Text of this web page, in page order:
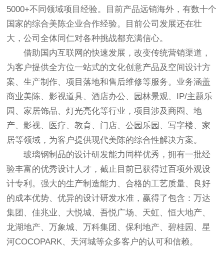
5000+不同领域项目经验。目前产品远销海外，有数十个
国家的综合美陈企业合作经验。目前公司发展还在壮
大，公司全体同仁对各种挑战都充满信心。
借助国内互联网的快速发展，改变传统营销渠道，
为客户提供全方位一站式的文化创意产品及空间设计方
案、生产制作、项目落地和售后维修等服务。业务涵盖
商业美陈、影视道具、酒店办公、园林景观、IP/主题乐
园、家居饰品、灯光亮化等行业，项目涉及商圈、地
产、影视、医疗、教育、门店、公园乐园、写字楼、家
居等领域，为客户提供现代美陈的综合性解决方案。
玻璃钢制品的设计研发能力同样优秀，拥有一批经
验丰富的优秀设计人才，截止目前已获得过百项外观设
计专利。强大的生产制造能力、合格的工艺质量、良好
的成本优势、优异的设计研发水准，赢得了包含：万达
集团、佳兆业、大悦城、吾悦广场、天虹、恒大地产、
龙湖地产、万象城、万科集团、保利地产、碧桂园、星
河COCOPARK、天河城等众多客户的认可和信赖。